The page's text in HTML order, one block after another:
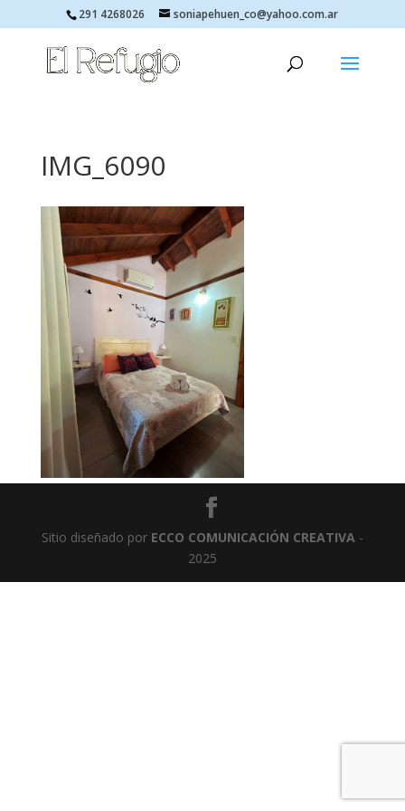
291 4268026 soniapehuen_co@yahoo.com.ar
IMG_6090
Sitio diseñado por ECCO COMUNICACIÓN CREATIVA-
2025